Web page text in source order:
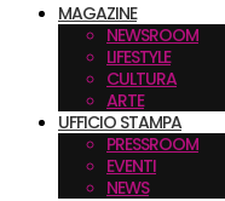
MAGAZINE
NEWSROOM
LIFESTYLE
CULTURA
ARTE
UFFICIO STAMPA
PRESSROOM
EVENTI
NEWS